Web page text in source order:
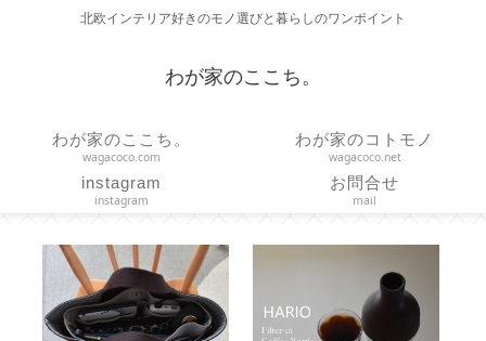
北欧インテリア好きのモノ選びと暮らしのワンポイント
わが家のここち。
わが家のここち。
wagacoco.com
わが家のコトモノ
wagacoco.net
instagram
instagram
お問合せ
mail